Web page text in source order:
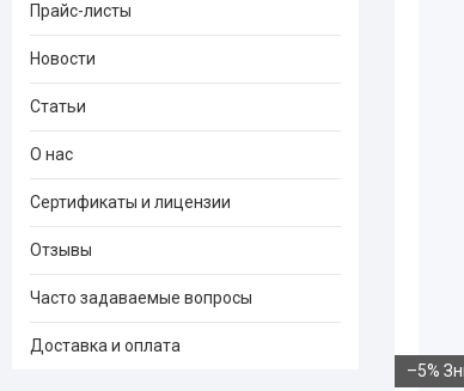
–5%
Прайс-листы
Новости
Статьи
О нас
Сертификаты и лицензии
Отзывы
Часто задаваемые вопросы
Доставка и оплата